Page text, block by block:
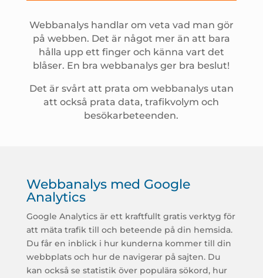
Webbanalys handlar om veta vad man gör
på webben. Det är något mer än att bara
hålla upp ett finger och känna vart det
blåser. En bra webbanalys ger bra beslut!
Det är svårt att prata om webbanalys utan
att också prata data, trafikvolym och
besökarbeteenden.
Webbanalys med Google
Analytics
Google Analytics är ett kraftfullt gratis verktyg för
att mäta trafik till och beteende på din hemsida.
Du får en inblick i hur kunderna kommer till din
webbplats och hur de navigerar på sajten. Du
kan också se statistik över populära sökord, hur